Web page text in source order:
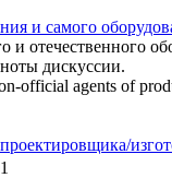
и самого
и отечественного
дискуссии.
official agents of